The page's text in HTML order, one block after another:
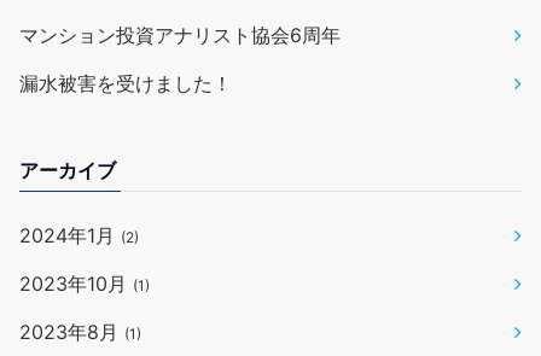
マンション投資アナリスト協会6周年
漏水被害を受けました！
アーカイブ
2024年1月 (2)
2023年10月 (1)
2023年8月 (1)